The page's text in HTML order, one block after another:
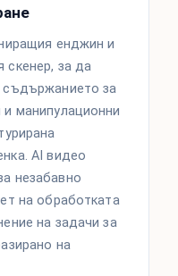
енджин и
скенер, за да
съдържанието за
манипулационни
AI видео
незабавно
на обработката
на задачи за
на